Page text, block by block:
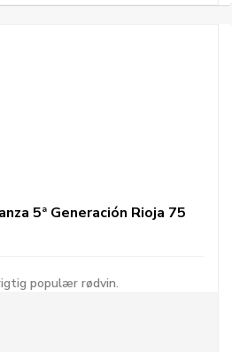
5ª Generación Rioja 75
populær rødvin.